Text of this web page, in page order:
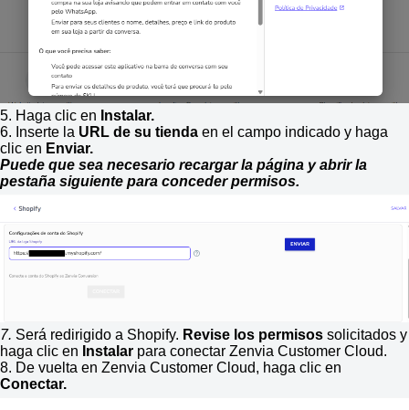
5. Haga clic en Instalar.
6. Inserte la URL de su tienda en el campo indicado y haga
clic en Enviar.
Puede que sea necesario recargar la página y abrir la
pestaña siguiente para conceder permisos.
7. Será redirigido a Shopify. Revise los permisos solicitados y
haga clic en Instalar para conectar Zenvia Customer Cloud.
8. De vuelta en Zenvia Customer Cloud, haga clic en
Conectar.